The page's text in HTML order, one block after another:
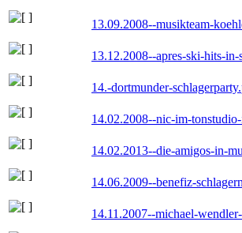
13.09.2008--musikteam-
13.12.2008--apres-ski-hits-in-
14.-dortmunder-
14.02.2008--nic-im-
14.02.2013--die-amigos-in-
14.06.2009--benefiz-
14.11.2007--michael-